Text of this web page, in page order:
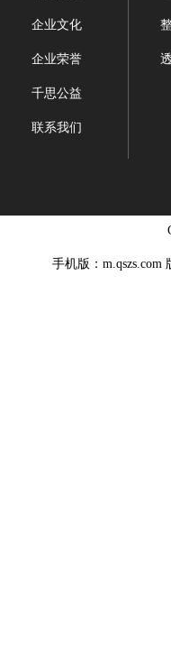
企业文化
企业荣誉
千思公益
联系我们
手机版：m.qszs.com